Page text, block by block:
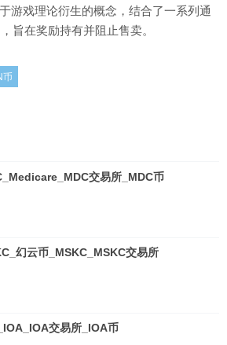
游戏理论衍生的概念，结合了一系列通
旨在奖励持有并阻止售卖。
币
交易所_MDC币
幻云币_MSKC_MSKC交易所
交易所_IOA币